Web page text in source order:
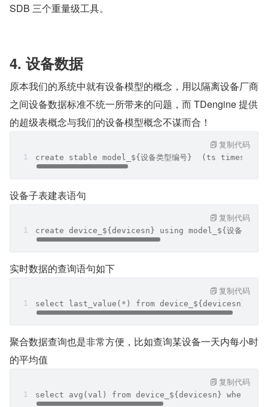
SDB 三个重量级工具。
4. 设备数据
原本我们的系统中就有设备模型的概念，用以隔离设备厂商
之间设备数据标准不统一所带来的问题，而 TDengine 提供
的超级表概念与我们的设备模型概念不谋而合！
create stable model_${设备类型编号}  (ts
复制代码
设备子表建表语句
create device_${devicesn} using model_${设备类
复制代码
实时数据的查询语句如下
select last_value(*) from device_${devicesn};
复制代码
聚合数据查询也是非常方便，比如查询某设备一天内每小时
的平均值
select avg(val) from device_${devicesn} where
复制代码